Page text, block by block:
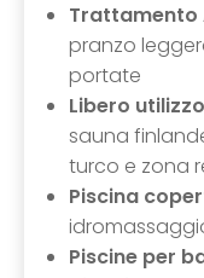
Trattamento
pranzo
portate
Libero
sauna
turco e zona
Piscina
Piscine per